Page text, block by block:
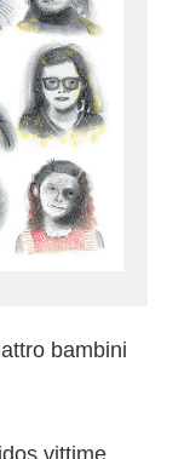
bambini
vittime